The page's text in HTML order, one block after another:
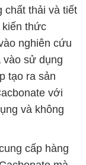
chất thải và tiết
kiến thức
nghiên cứu
vào sử dụng
tạo ra sản
với
và không
cấp hàng